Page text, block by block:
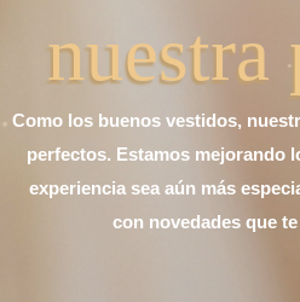
nuestra
Como los buenos vestidos,
perfectos. Estamos mejorando
experiencia sea aún más
con novedades que